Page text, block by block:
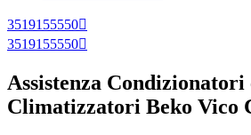
3519155550
3519155550
Assistenza Condizionatori
Climatizzatori Beko Vico